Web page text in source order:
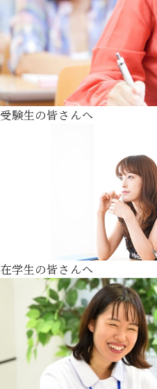
受験生の皆さんへ
在学生の皆さんへ